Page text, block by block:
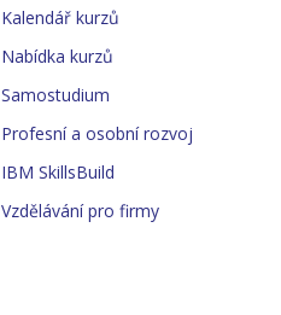
Kalendář kurzů
Nabídka kurzů
Samostudium
Profesní a osobní rozvoj
IBM SkillsBuild
Vzdělávání pro firmy